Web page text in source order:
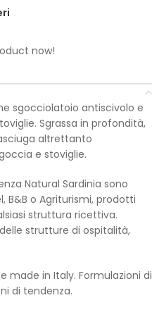
now!
sgocciolatoio antiscivolo e
Sgrassa in profondità,
altrettanto
e stoviglie.
Natural Sardinia sono
o Agriturismi, prodotti
struttura ricettiva.
strutture di ospitalità,
made in Italy. Formulazioni di
di tendenza.